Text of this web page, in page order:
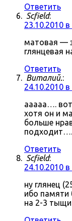
Ответить
Scfield:
23.10.2010 в
матовая —
глянцевая
Ответить
Виталий.:
24.10.2010 в
ааааа….
хотя он и
больше
Ответить
Scfield:
24.10.2010 в
ну глянец
ибо памяти
на 2-3 тыщи